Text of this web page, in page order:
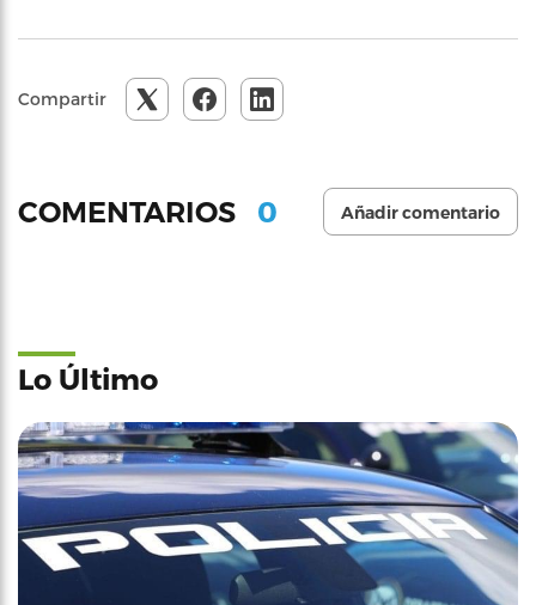
Compartir
COMENTARIOS 0 Añadir comentario
Lo Último